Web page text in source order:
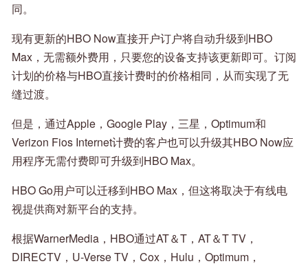
同。
现有更新的HBO Now直接开户订户将自动升级到HBO
Max，无需额外费用，只要您的设备支持该更新即可。订阅
计划的价格与HBO直接计费时的价格相同，从而实现了无
缝过渡。
但是，通过Apple，Google Play，三星，Optimum和
Verizon Fios Internet计费的客户也可以升级其HBO Now应
用程序无需付费即可升级到HBO Max。
HBO Go用户可以迁移到HBO Max，但这将取决于有线电
视提供商对新平台的支持。
根据WarnerMedia，HBO通过AT＆T，AT＆T TV，
DIRECTV，U-Verse TV，Cox，Hulu，Optimum，